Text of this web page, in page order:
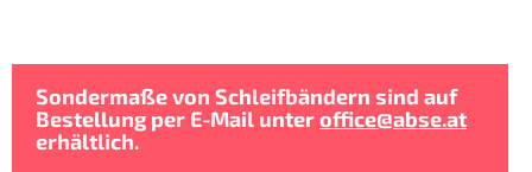
Sondermaße von Schleifbändern sind auf
Bestellung per E-Mail unteroffice@abse.at
erhältlich.